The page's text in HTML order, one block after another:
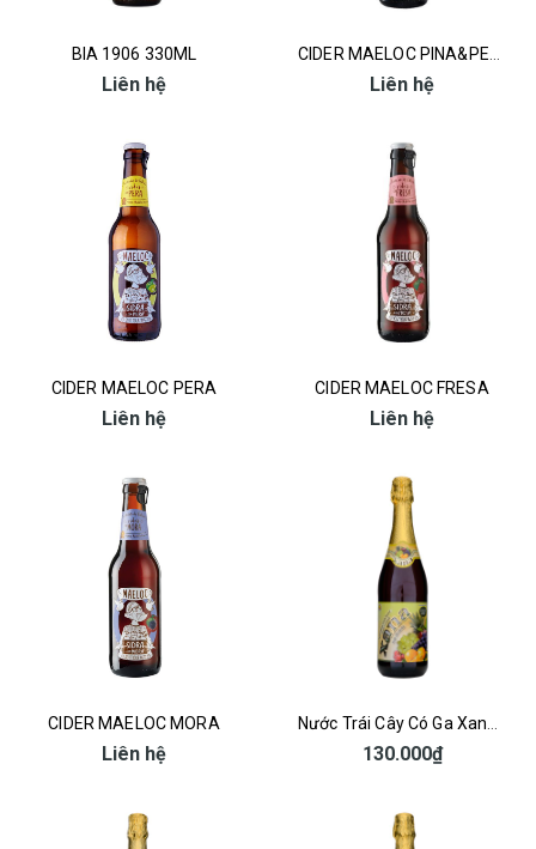
BIA 1906 330ML
Liên hệ Liên hệ
CIDER MAELOC PERA
Liên hệ
CIDER MAELOC FRESA
Liên hệ
CIDER MAELOC MORA
Liên hệ 130.000₫